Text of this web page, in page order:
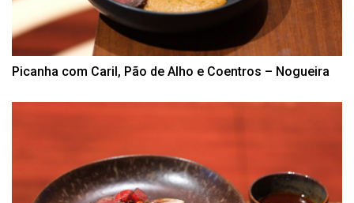
Picanha com Caril, Pão de Alho e Coentros – Nogueira